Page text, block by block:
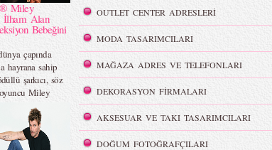
Miley
İlham Alan
Bebeğini
çapında
hayrana sahip
şarkıcı, söz
Miley
Signature™
koleksiyon
OUTLET CENTER ADRESLERİ
MODA TASARIMCILARI
MAĞAZA ADRES VE TELEFONLARI
DEKORASYON FİRMALARI
AKSESUAR VE TAKI TASARIMCILARI
DOĞUM FOTOĞRAFÇILARI